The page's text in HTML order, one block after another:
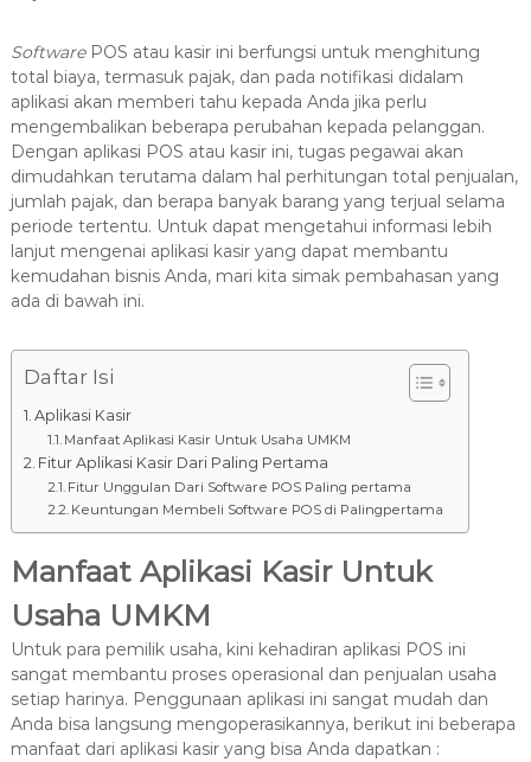
SoftwarePOS atau kasir ini berfungsi untuk menghitung
total biaya, termasuk pajak, dan pada notifikasi didalam
aplikasi akan memberi tahu kepada Anda jika perlu
mengembalikan beberapa perubahan kepada pelanggan.
Dengan aplikasi POS atau kasir ini, tugas pegawai akan
dimudahkan terutama dalam hal perhitungan total penjualan,
jumlah pajak, dan berapa banyak barang yang terjual selama
periode tertentu. Untuk dapat mengetahui informasi lebih
lanjut mengenai aplikasi kasir yang dapat membantu
kemudahan bisnis Anda, mari kita simak pembahasan yang
ada di bawah ini.
Daftar Isi
Aplikasi Kasir
Manfaat Aplikasi Kasir Untuk Usaha UMKM
Fitur Aplikasi Kasir Dari Paling Pertama
Fitur Unggulan Dari Software POS Paling pertama
Keuntungan Membeli Software POS di Palingpertama
Manfaat Aplikasi Kasir Untuk
Usaha UMKM
Untuk para pemilik usaha, kini kehadiran aplikasi POS ini
sangat membantu proses operasional dan penjualan usaha
setiap harinya. Penggunaan aplikasi ini sangat mudah dan
Anda bisa langsung mengoperasikannya, berikut ini beberapa
manfaat dari aplikasi kasir yang bisa Anda dapatkan :